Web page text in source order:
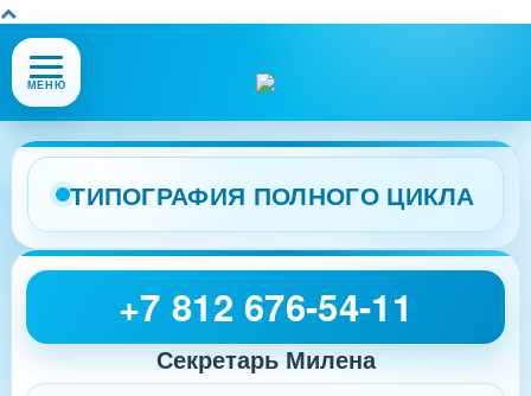
Открыть
или
меню
сайта
МЕНЮ
ТИПОГРАФИЯ ПОЛНОГО ЦИКЛА
+7 812 676-54-11
Секретарь Милена